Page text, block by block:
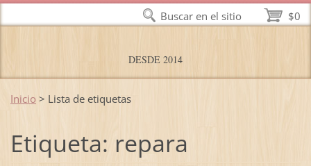
DESDE 2014
Inicio > Lista de etiquetas
Etiqueta: repara
$0
Buscar en el sitio